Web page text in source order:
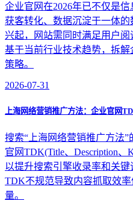
企业官网在2026年已不仅是
获客转化、数据沉淀于一体
兴起，网站需同时满足用户
基于当前行业技术趋势，拆
策略。
2026-07-31
上海网络营销推广方法：企业官网
搜索“上海网络营销推广方法
官网TDK(Title、Description、
以提升搜索引擎收录率和关
TDK不规范导致内容抓取效
量。